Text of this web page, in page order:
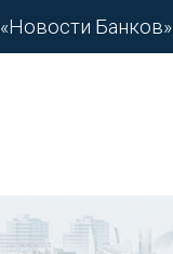
Банков»